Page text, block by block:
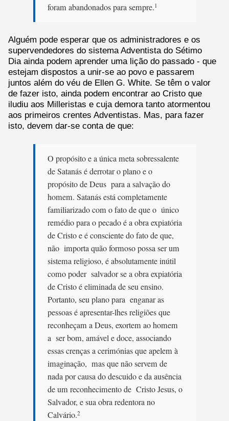
foram abandonados para sempre.1
Alguém pode esperar que os administradores e os
supervendedores do sistema Adventista do Sétimo
Dia ainda podem aprender uma lição do passado - que
estejam dispostos a unir-se ao povo e passarem
juntos além do véu de Ellen G. White. Se têm o valor
de fazer isto, ainda podem encontrar ao Cristo que
iludiu aos Milleristas e cuja demora tanto atormentou
aos primeiros crentes Adventistas. Mas, para fazer
isto, devem dar-se conta de que:
O propósito e a única meta sobressalente
de Satanás é derrotar o plano e o
propósito de Deus para a salvação do
homem. Satanás está completamente
familiarizado com o fato de que o único
remédio para o pecado é a obra expiatória
de Cristo e é consciente do fato de que,
não importa quão formoso possa ser um
sistema religioso, é absolutamente inútil
como poder salvador se a obra expiatória
de Cristo é eliminada de seu ensino.
Portanto, seu plano para enganar as
pessoas é apresentar-lhes religiões que
reconheçam a Deus, exortem ao homem
a ser bom, amável e doce, associando
essas crenças a cerimónias que apelem à
imaginação, mas que não servem de
nada por causa do descuido e da ausência
de um reconhecimento de Cristo Jesus, o
Salvador, e sua obra redentora no
Calvário.2